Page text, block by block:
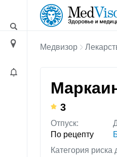
Медвизор
3
Отпуск:
По рецепту
Категория